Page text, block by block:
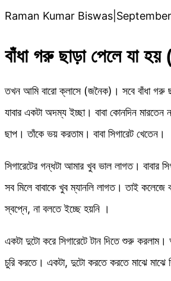
Raman Kumar Biswas
বাঁধা গরু ছাড়া পেলে যা হয়
তখন আমি বারো ক্লাসে (জনৈক)। সবে বাঁধা গরু
যাবার একটা অদম্য ইচ্ছা। বাবা কোনদিন
ছাপ। তাঁকে ভয় করতাম। বাবা সিগারেট খেতেন।
সিগারেটের গন্ধটা আমার খুব ভাল লাগত। বাবার
সব মিলে বাবাকে খুব ম্যানলি লাগত। তাই
স্বপ্নে, না বলতে ইচ্ছে হয়নি ।
একটা দুটো করে সিগারেটে টান দিতে শুরু করলাম।
চুরি করতে। একটা, দুটো করতে করতে মাঝে মাঝে